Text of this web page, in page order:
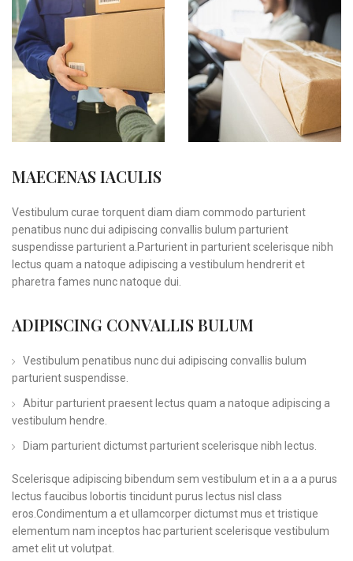
MAECENAS IACULIS
Vestibulum curae torquent diam diam commodo parturient
penatibus nunc dui adipiscing convallis bulum parturient
suspendisse parturient a.Parturient in parturient scelerisque nibh
lectus quam a natoque adipiscing a vestibulum hendrerit et
pharetra fames nunc natoque dui.
ADIPISCING CONVALLIS BULUM
Vestibulum penatibus nunc dui adipiscing convallis bulum
parturient suspendisse.
Abitur parturient praesent lectus quam a natoque adipiscing a
vestibulum hendre.
Diam parturient dictumst parturient scelerisque nibh lectus.
Scelerisque adipiscing bibendum sem vestibulum et in a a a purus
lectus faucibus lobortis tincidunt purus lectus nisl class
eros.Condimentum a et ullamcorper dictumst mus et tristique
elementum nam inceptos hac parturient scelerisque vestibulum
amet elit ut volutpat.